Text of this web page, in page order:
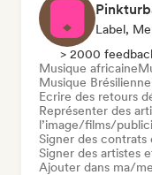
Label,
> 2000
Musique africaine
Musique Brésilienne
Ecrire des retours
Représenter des
l’image/films/
Signer des contrats
Signer des artistes
Ajouter dans ma/